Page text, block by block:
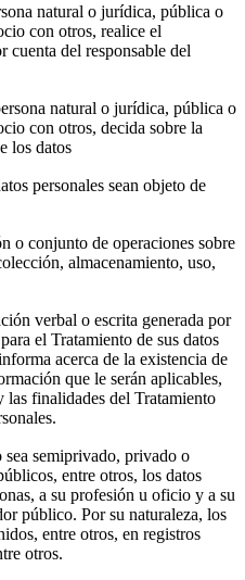
natural o jurídica, pública o
con otros, realice el
cuenta del responsable del
natural o jurídica, pública o
con otros, decida sobre la
los datos
personales sean objeto de
o conjunto de operaciones sobre
almacenamiento, uso,
verbal o escrita generada por
el Tratamiento de sus datos
acerca de la existencia de
que le serán aplicables,
las finalidades del Tratamiento
semiprivado, privado o
entre otros, los datos
a su profesión u oficio y a su
público. Por su naturaleza, los
entre otros, en registros
otros.